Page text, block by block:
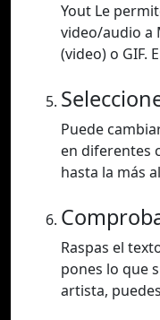
Yout Le
video/audio a
(video) o GIF.
Puede
en diferentes
hasta la más
Raspas el
pones lo que
artista,